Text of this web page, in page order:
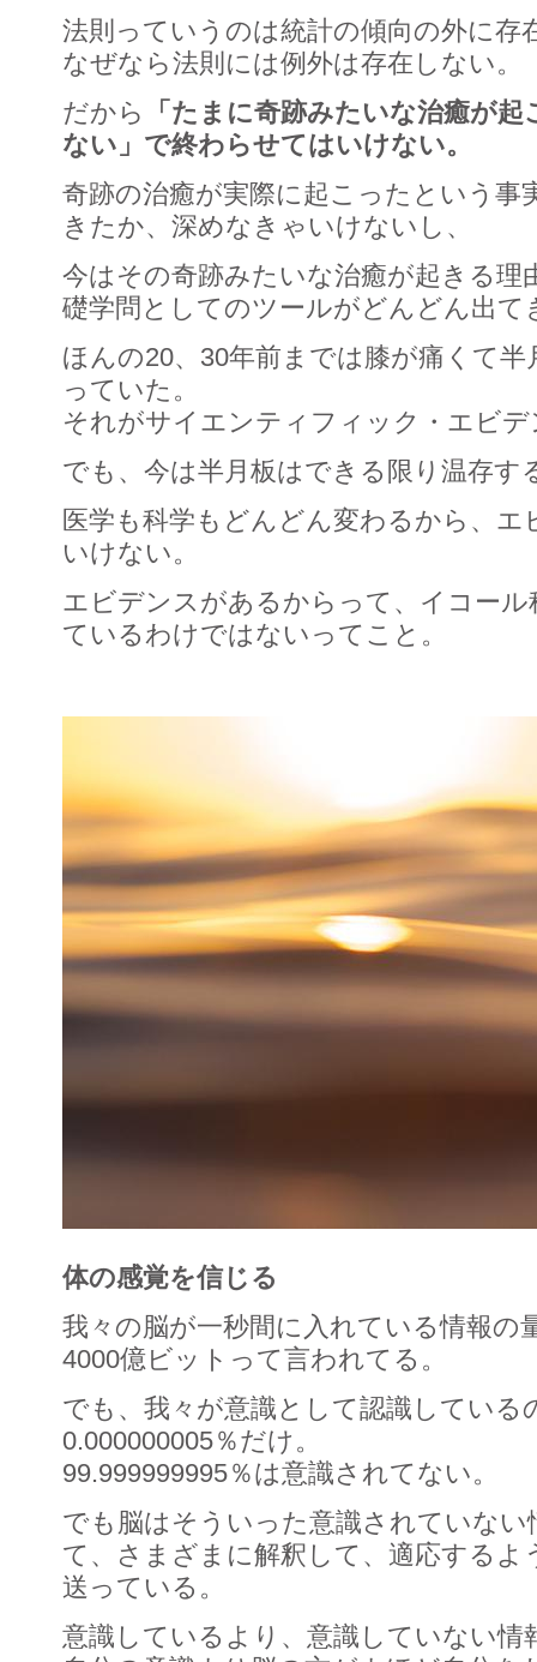
法則っていうのは統計の傾向の外に存
なぜなら法則には例外は存在しない。
だから
「たまに奇跡みたいな治癒が
ない」で終わらせてはいけない。
奇跡の治癒が実際に起こったという事
きたか、深めなきゃいけないし、
今はその奇跡みたいな治癒が起きる理
礎学問としてのツールがどんどん出て
ほんの20、30年前までは膝が痛くて
っていた。
それがサイエンティフィック・エビ
でも、今は半月板はできる限り温存す
医学も科学もどんどん変わるから、
いけない。
エビデンスがあるからって、イコール
ているわけではないってこと。
体の感覚を信じる
我々の脳が一秒間に入れている情報の
4000億ビットって言われてる。
でも、我々が意識として認識している
0.000000005％だけ。
99.999999995％は意識されてない。
でも脳はそういった意識されていな
て、さまざまに解釈して、適応する
送っている。
意識しているより、意識していない情